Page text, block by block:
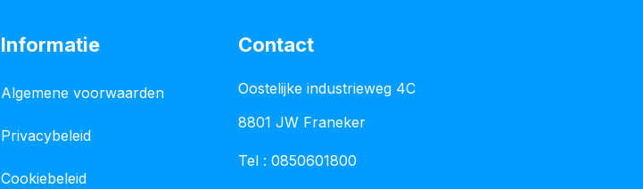
Informatie
Algemene voorwaarden
Privacybeleid
Cookiebeleid
Contact
Oostelijke industrieweg 4C
8801 JW Franeker
Tel : 0850601800